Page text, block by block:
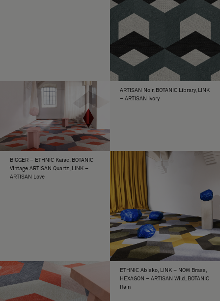
ARTISAN Noir, BOTANIC Library, LINK
– ARTISAN Ivory
BIGGER – ETHNIC Kaise, BOTANIC
Vintage ARTISAN Quartz, LINK –
ARTISAN Love
ETHNIC Abisko, LINK – NOW Brass,
HEXAGON – ARTISAN Wild, BOTANIC
Rain